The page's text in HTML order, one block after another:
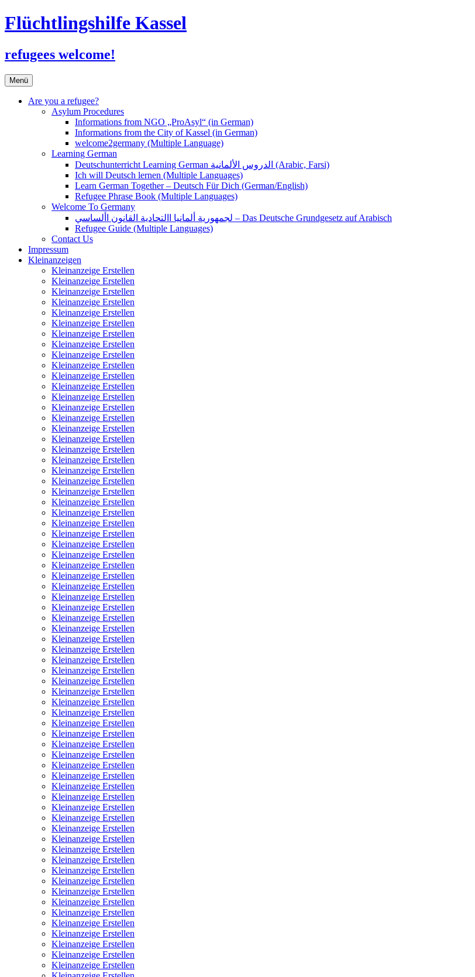
Flüchtlingshilfe Kassel
refugees welcome!
Menü Zum
Inhalt
springen
Are you a refugee?
Asylum Procedures
Informations from NGO „ProAsyl“ (in German)
Informations from the City of Kassel (in German)
welcome2germany (Multiple Language)
Learning German
Deutschunterricht Learning German الدروس الألمانية (Arabic, Farsi)
Ich will Deutsch lernen (Multiple Languages)
Learn German Together – Deutsch Für Dich (German/English)
Refugee Phrase Book (Multiple Languages)
Welcome To Germany
لجمهورية ألمانيا االتحادية القانون األساسي – Das Deutsche Grundgesetz auf Arabisch
Refugee Guide (Multiple Languages)
Contact Us
Impressum
Kleinanzeigen
Kleinanzeige Erstellen
Kleinanzeige Erstellen
Kleinanzeige Erstellen
Kleinanzeige Erstellen
Kleinanzeige Erstellen
Kleinanzeige Erstellen
Kleinanzeige Erstellen
Kleinanzeige Erstellen
Kleinanzeige Erstellen
Kleinanzeige Erstellen
Kleinanzeige Erstellen
Kleinanzeige Erstellen
Kleinanzeige Erstellen
Kleinanzeige Erstellen
Kleinanzeige Erstellen
Kleinanzeige Erstellen
Kleinanzeige Erstellen
Kleinanzeige Erstellen
Kleinanzeige Erstellen
Kleinanzeige Erstellen
Kleinanzeige Erstellen
Kleinanzeige Erstellen
Kleinanzeige Erstellen
Kleinanzeige Erstellen
Kleinanzeige Erstellen
Kleinanzeige Erstellen
Kleinanzeige Erstellen
Kleinanzeige Erstellen
Kleinanzeige Erstellen
Kleinanzeige Erstellen
Kleinanzeige Erstellen
Kleinanzeige Erstellen
Kleinanzeige Erstellen
Kleinanzeige Erstellen
Kleinanzeige Erstellen
Kleinanzeige Erstellen
Kleinanzeige Erstellen
Kleinanzeige Erstellen
Kleinanzeige Erstellen
Kleinanzeige Erstellen
Kleinanzeige Erstellen
Kleinanzeige Erstellen
Kleinanzeige Erstellen
Kleinanzeige Erstellen
Kleinanzeige Erstellen
Kleinanzeige Erstellen
Kleinanzeige Erstellen
Kleinanzeige Erstellen
Kleinanzeige Erstellen
Kleinanzeige Erstellen
Kleinanzeige Erstellen
Kleinanzeige Erstellen
Kleinanzeige Erstellen
Kleinanzeige Erstellen
Kleinanzeige Erstellen
Kleinanzeige Erstellen
Kleinanzeige Erstellen
Kleinanzeige Erstellen
Kleinanzeige Erstellen
Kleinanzeige Erstellen
Kleinanzeige Erstellen
Kleinanzeige Erstellen
Kleinanzeige Erstellen
Kleinanzeige Erstellen
Kleinanzeige Erstellen
Kleinanzeige Erstellen
Kleinanzeige Erstellen